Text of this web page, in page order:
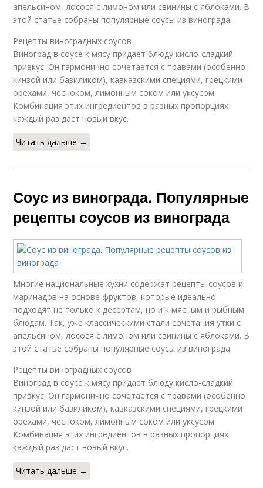
апельсином, лосося с лимоном или свинины с яблоками. В
этой статье собраны популярные соусы из винограда.
Рецепты виноградных соусов
Виноград в соусе к мясу придает блюду кисло-сладкий
привкус. Он гармонично сочетается с травами (особенно
кинзой или базиликом), кавказскими специями, грецкими
орехами, чесноком, лимонным соком или уксусом.
Комбинация этих ингредиентов в разных пропорциях
каждый раз даст новый вкус.
Читать дальше →
Соус из винограда. Популярные
рецепты соусов из винограда
Многие национальные кухни содержат рецепты соусов и
маринадов на основе фруктов, которые идеально
подходят не только к десертам, но и к мясным и рыбным
блюдам. Так, уже классическими стали сочетания утки с
апельсином, лосося с лимоном или свинины с яблоками. В
этой статье собраны популярные соусы из винограда.
Рецепты виноградных соусов
Виноград в соусе к мясу придает блюду кисло-сладкий
привкус. Он гармонично сочетается с травами (особенно
кинзой или базиликом), кавказскими специями, грецкими
орехами, чесноком, лимонным соком или уксусом.
Комбинация этих ингредиентов в разных пропорциях
каждый раз даст новый вкус.
Читать дальше →